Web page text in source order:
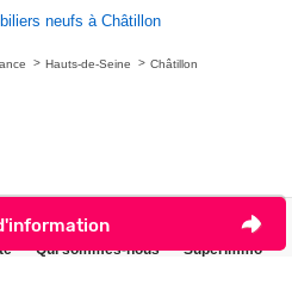
neufs à Châtillon
Hauts-de-Seine
Châtillon
plus être contacté par téléphone
Qui sommes-nous
Superimmo